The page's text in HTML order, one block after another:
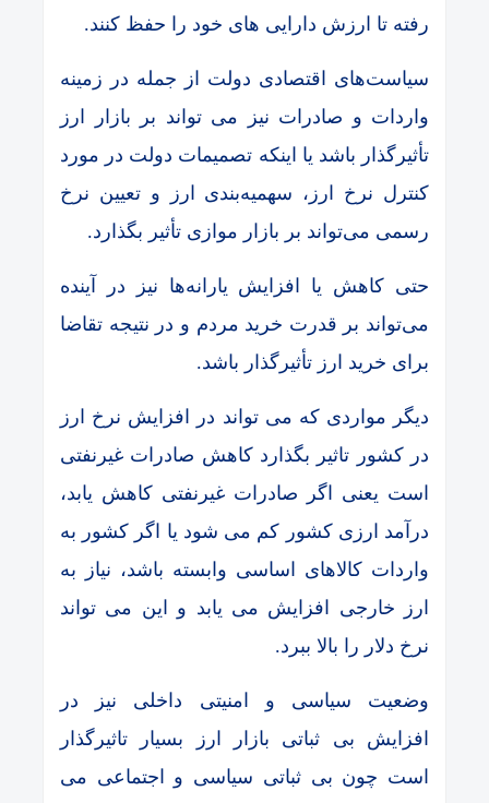
رفته تا ارزش دارایی های خود را حفظ کنند.
سیاست‌های اقتصادی دولت از جمله در زمینه
واردات و صادرات نیز می‌ تواند بر بازار ارز
تأثیرگذار باشد یا اینکه تصمیمات دولت در مورد
کنترل نرخ ارز، سهمیه‌بندی ارز و تعیین نرخ
رسمی می‌تواند بر بازار موازی تأثیر بگذارد.
حتی کاهش یا افزایش یارانه‌ها نیز در آینده
می‌تواند بر قدرت خرید مردم و در نتیجه تقاضا
برای خرید ارز تأثیرگذار باشد.
دیگر مواردی که می تواند در افزایش نرخ ارز
در کشور تاثیر بگذارد کاهش صادرات غیرنفتی
است یعنی اگر صادرات غیرنفتی کاهش یابد،
درآمد ارزی کشور کم می‌ شود یا اگر کشور به
واردات کالاهای اساسی وابسته باشد، نیاز به
ارز خارجی افزایش می‌ یابد و این می ‌تواند
نرخ دلار را بالا ببرد.
وضعیت سیاسی و امنیتی داخلی نیز در
افزایش بی ثباتی بازار ارز بسیار تاثیرگذار
است چون بی ‌ثباتی سیاسی و اجتماعی می‌